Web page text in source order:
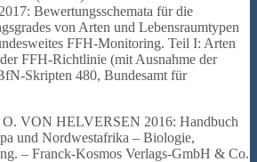
Bewertungsschemata für die
von Arten und Lebensraumtypen
FFH-Monitoring. Teil I: Arten
FFH-Richtlinie (mit Ausnahme der
Skripten 480, Bundesamt für
VON HELVERSEN 2016: Handbuch
und Nordwestafrika – Biologie,
– Franck-Kosmos Verlags-GmbH & Co.